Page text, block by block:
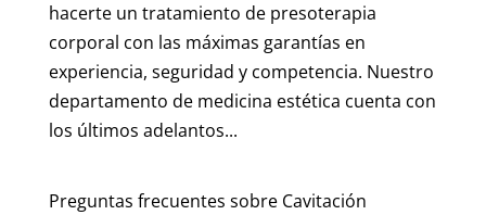
hacerte un tratamiento de presoterapia
corporal con las máximas garantías en
experiencia, seguridad y competencia. Nuestro
departamento de medicina estética cuenta con
los últimos adelantos...
Preguntas frecuentes sobre Cavitación